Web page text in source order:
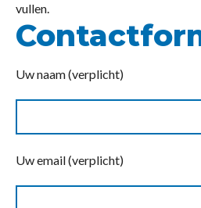
vullen.
Uw naam (verplicht)
Uw email (verplicht)